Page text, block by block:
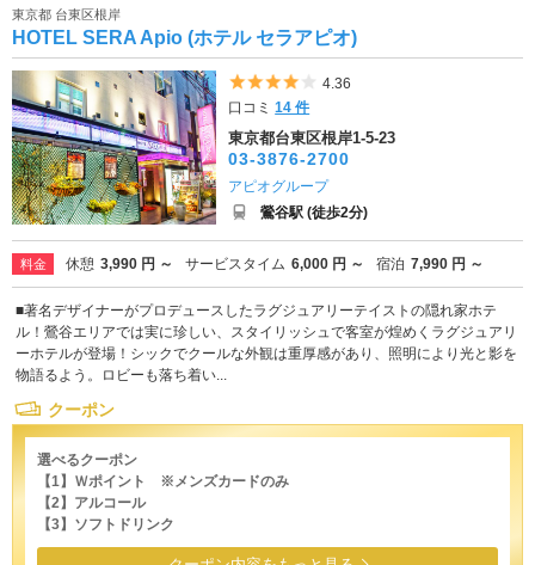
東京都 台東区根岸
HOTEL SERA Apio (ホテル セラアピオ)
5つ星のうち4
4.36
口コミ14 件
東京都台東区根岸1-5-23
03-3876-2700
アピオグループ
鶯谷駅 (徒歩2分)
料金 休憩 3,990 円 ～ サービスタイム 6,000 円 ～ 宿泊 7,990 円 ～
■著名デザイナーがプロデュースしたラグジュアリーテイストの隠れ家ホテ
ル！鶯谷エリアでは実に珍しい、スタイリッシュで客室が煌めくラグジュアリ
ーホテルが登場！シックでクールな外観は重厚感があり、照明により光と影を
物語るよう。ロビーも落ち着い...
クーポン
選べるクーポン
【1】Ｗポイント ※メンズカードのみ
【2】アルコール
【3】ソフトドリンク